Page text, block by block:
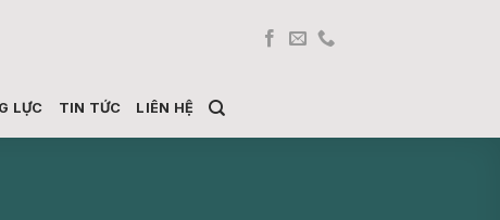
LỰC TIN TỨC LIÊN HỆ